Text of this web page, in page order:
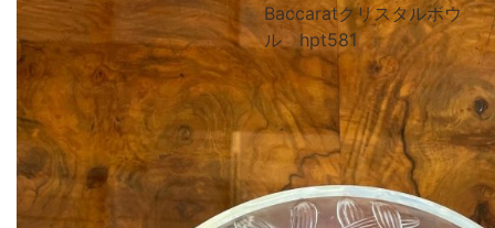
Baccaratクリスタルボウ
ル hpt581